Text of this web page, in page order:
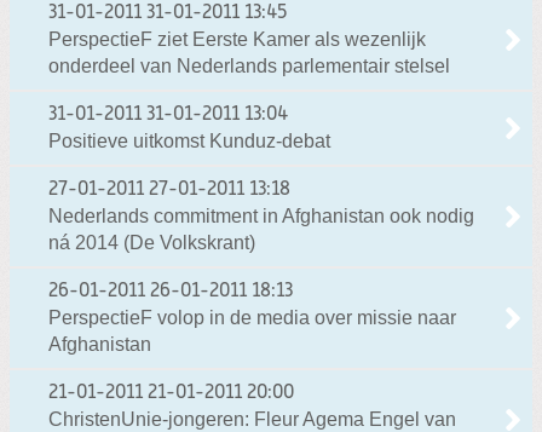
31-01-2011 31-01-2011 13:45
PerspectieF ziet Eerste Kamer als wezenlijk
onderdeel van Nederlands parlementair stelsel
31-01-2011 31-01-2011 13:04
Positieve uitkomst Kunduz-debat
27-01-2011 27-01-2011 13:18
Nederlands commitment in Afghanistan ook nodig
ná 2014 (De Volkskrant)
26-01-2011 26-01-2011 18:13
PerspectieF volop in de media over missie naar
Afghanistan
21-01-2011 21-01-2011 20:00
ChristenUnie-jongeren: Fleur Agema Engel van